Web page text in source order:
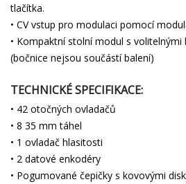
tlačítka.
• CV vstup pro modulaci pomocí
• Kompaktní stolní modul s volitelnými
(bočnice nejsou součástí balení)
TECHNICKÉ SPECIFIKACE:
• 42 otočných ovladačů
• 8 35 mm táhel
• 1 ovladač hlasitosti
• 2 datové enkodéry
• Pogumované čepičky s kovovými